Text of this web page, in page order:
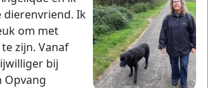
dierenvriend. Ik
om met
zijn. Vanaf
bij
Opvang